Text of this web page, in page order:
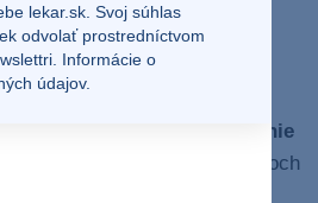
dňa i noci.
profil – 8-bodový
slúži na komplexné
sledovanie
24 hodín,
obvykle v intervaloch
a umožní
lekar.sk. Svoj súhlas
odvolať prostredníctvom
Informácie o
údajov.